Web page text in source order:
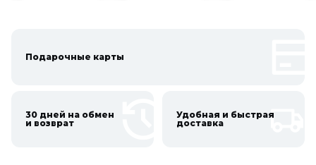
Подарочные карты
30 дней на обмен
и возврат
Удобная и быстрая
доставка